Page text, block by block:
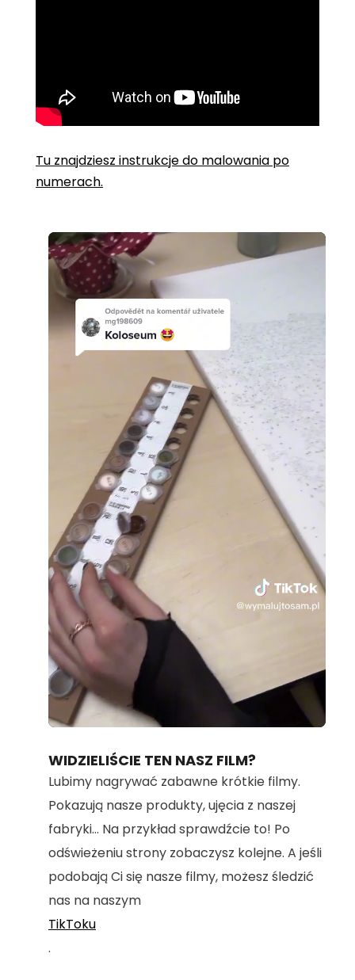
Tu znajdziesz instrukcje do malowania po
numerach.
100.00%
WIDZIELIŚCIE TEN NASZ FILM?
Lubimy nagrywać zabawne krótkie filmy.
Pokazują nasze produkty, ujęcia z naszej
fabryki... Na przykład sprawdźcie to! Po
odświeżeniu strony zobaczysz kolejne. A jeśli
podobają Ci się nasze filmy, możesz śledzić
nas na naszym
TikToku
.